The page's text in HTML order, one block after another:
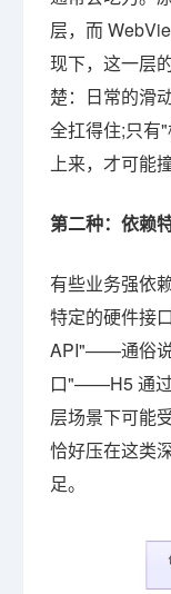
层，而
现下，这一层
楚：日常的滑
全扛得住;只有
上来，才可能撞
第二种：依赖
有些业务强依
特定的硬件接
API"——通俗说
口"——H5 通过
层场景下可能
恰好压在这类
足。